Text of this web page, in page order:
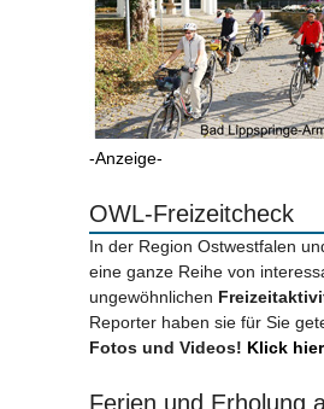
-Anzeige-
OWL-Freizeitcheck
In der Region Ostwestfalen
eine ganze Reihe von
ungewöhnlichen
Reporter haben sie für Sie
Fotos und Videos! Klick hier
Ferien und Erholung